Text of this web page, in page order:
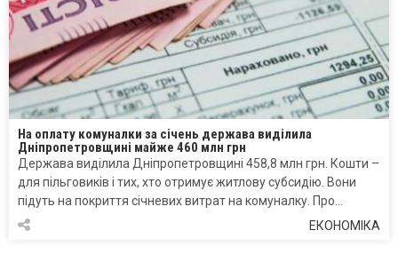
На оплату комуналки за січень держава виділила
Дніпропетровщині майже 460 млн грн
Держава виділила Дніпропетровщині 458,8 млн грн. Кошти –
для пільговиків і тих, хто отримує житлову субсидію. Вони
підуть на покриття січневих витрат на комуналку. Про…
ЕКОНОМІКА